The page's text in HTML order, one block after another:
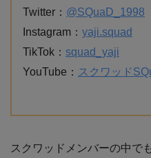
Twitter： @SQuaD_1998
Instagram： yaji.squad
TikTok： squad_yaji
YouTube： スクワッド
スクワッドメンバーの中で